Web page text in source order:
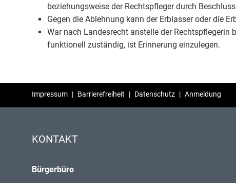
beziehungsweise der Rechtspfleger durch
Gegen die Ablehnung kann der Erblasser oder die
War nach Landesrecht anstelle der Rechtspflegerin
funktionell zuständig, ist Erinnerung einzulegen.
Impressum | Barrierefreiheit | Datenschutz | Anmeldung
KONTAKT
Bürgerbüro